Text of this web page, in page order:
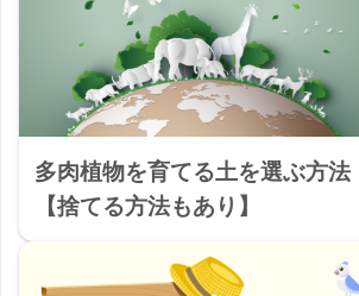
多肉植物を育てる土を選ぶ方法
【捨てる方法もあり】